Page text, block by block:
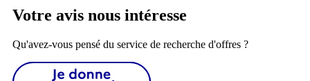
Votre avis nous intéresse
Qu'avez-vous pensé du service de recherche d'offres ?